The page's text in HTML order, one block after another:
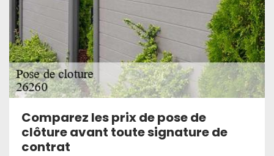
Comparez les prix de pose de
clôture avant toute signature de
contrat